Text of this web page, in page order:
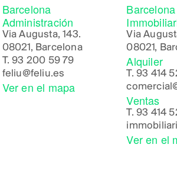
Barcelona
Administración
Via Augusta, 143.
08021, Barcelona
T.93 200 59 79
feliu@feliu.es
Ver en el mapa
Barcelona
Via
08021,
Alquiler
T. 93 414
Ventas
T. 93 414
Ver en el